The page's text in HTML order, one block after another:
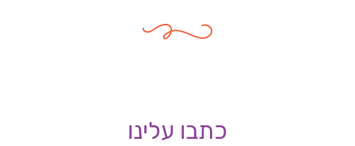
כתבו עלינו